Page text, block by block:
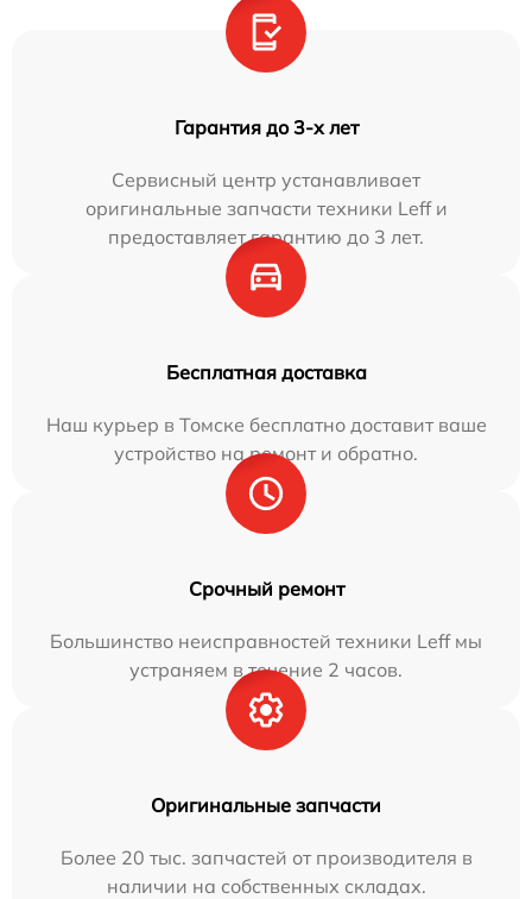
Гарантия до 3-х лет
Сервисный центр устанавливает
оригинальные запчасти техники Leff и
предоставляет гарантию до 3 лет.
Бесплатная доставка
Наш курьер в Томске бесплатно доставит ваше
устройство на ремонт и обратно.
Срочный ремонт
Большинство неисправностей техники Leff мы
устраняем в течение 2 часов.
Оригинальные запчасти
Более 20 тыс. запчастей от производителя в
наличии на собственных складах.